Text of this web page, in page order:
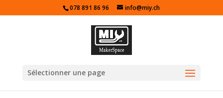
078 891 86 96 info@miy.ch
Sélectionner une page